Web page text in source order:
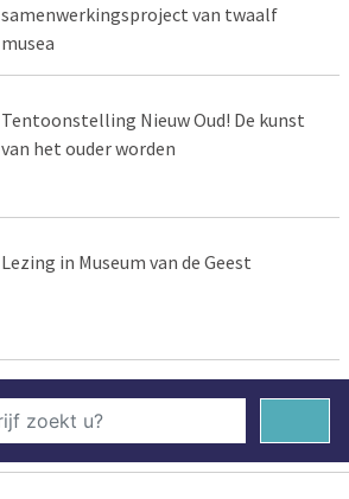
samenwerkingsproject van twaalf
musea
Tentoonstelling Nieuw Oud! De kunst
van het ouder worden
Lezing in Museum van de Geest